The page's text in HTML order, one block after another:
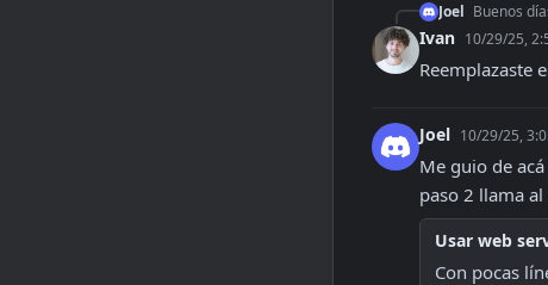
Joel Buenos
Ivan 10/29/25,
Reemplazaste
Joel 10/29/25,
Me guio de acá
paso 2 llama
Usar web
Con pocas